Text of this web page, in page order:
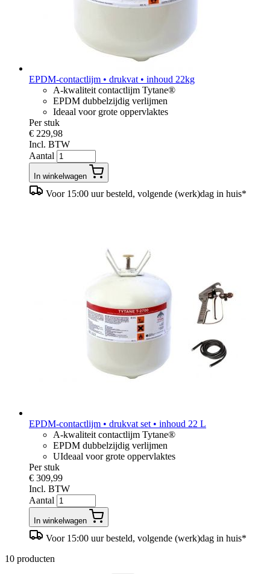
EPDM-contactlijm • drukvat • inhoud 22kg
A-kwaliteit contactlijm Tytane®
EPDM dubbelzijdig verlijmen
Ideaal voor grote oppervlaktes
Per stuk
€ 229,98
Incl. BTW
Aantal
In winkelwagen
Voor 15:00 uur besteld, volgende (werk)dag in huis*
EPDM-contactlijm • drukvat set • inhoud 22 L
A-kwaliteit contactlijm Tytane®
EPDM dubbelzijdig verlijmen
UIdeaal voor grote oppervlaktes
Per stuk
€ 309,99
Incl. BTW
Aantal
In winkelwagen
Voor 15:00 uur besteld, volgende (werk)dag in huis*
10 producten